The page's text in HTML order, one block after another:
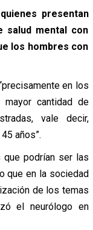
presentan
salud mental con
los hombres con
en los
cantidad de
vale decir,
años”.
que podrían ser las
que en la sociedad
de los temas
el neurólogo en